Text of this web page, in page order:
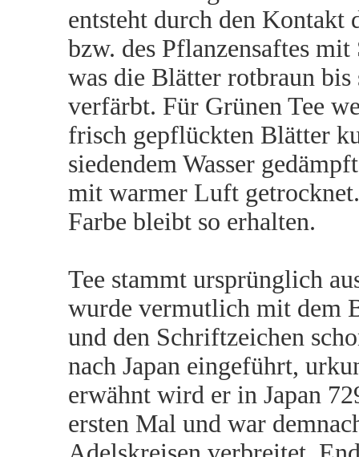
entsteht durch den Kontakt
bzw. des Pflanzensaftes mit
was die Blätter rotbraun bis
verfärbt. Für Grünen Tee
frisch gepflückten Blätter
siedendem Wasser
mit warmer Luft
Farbe bleibt so erhalten.
Tee stammt ursprünglich
wurde vermutlich mit dem
und den Schriftzeichen
nach Japan eingeführt,
erwähnt wird er in Japan
ersten Mal und war